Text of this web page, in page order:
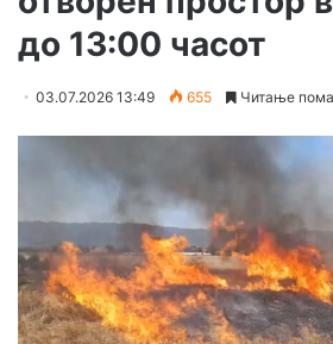
до 13:00 часот
03.07.2026 13:49 655 Читање